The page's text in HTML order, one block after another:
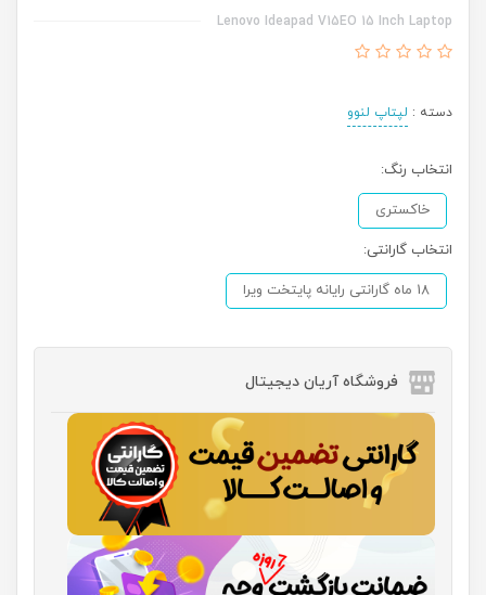
Lenovo Ideapad V15EO 15 Inch Laptop
دسته : لپتاپ لنوو
انتخاب رنگ:
خاکستری
انتخاب گارانتی:
18 ماه گارانتی رایانه پایتخت ویرا
فروشگاه آریان دیجیتال